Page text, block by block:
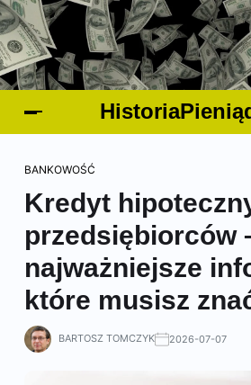
BANKOWOŚĆ
Kredyt
przedsiębiorców
najważniejsze
które musisz
BARTOSZ TOMCZYK 2026-07-07